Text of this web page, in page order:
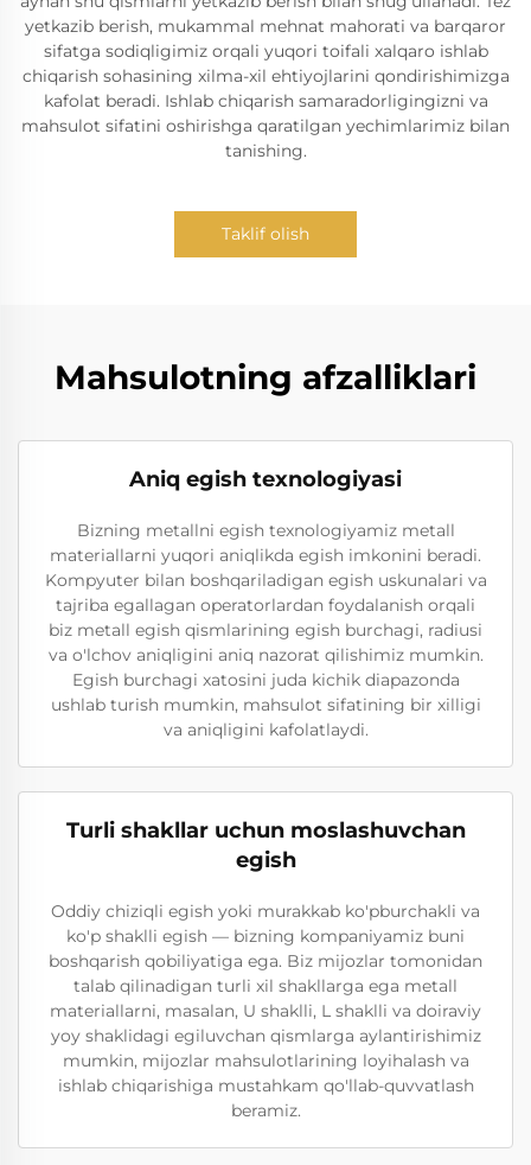
yetkazib berish, mukammal mehnat mahorati va barqaror
sifatga sodiqligimiz orqali yuqori toifali xalqaro ishlab
chiqarish sohasining xilma-xil ehtiyojlarini qondirishimizga
kafolat beradi. Ishlab chiqarish samaradorligingizni va
mahsulot sifatini oshirishga qaratilgan yechimlarimiz bilan
tanishing.
Taklif olish
Mahsulotning afzalliklari
Aniq egish texnologiyasi
Bizning metallni egish texnologiyamiz metall
materiallarni yuqori aniqlikda egish imkonini beradi.
Kompyuter bilan boshqariladigan egish uskunalari va
tajriba egallagan operatorlardan foydalanish orqali
biz metall egish qismlarining egish burchagi, radiusi
va o'lchov aniqligini aniq nazorat qilishimiz mumkin.
Egish burchagi xatosini juda kichik diapazonda
ushlab turish mumkin, mahsulot sifatining bir xilligi
va aniqligini kafolatlaydi.
Turli shakllar uchun moslashuvchan
egish
Oddiy chiziqli egish yoki murakkab ko'pburchakli va
ko'p shaklli egish — bizning kompaniyamiz buni
boshqarish qobiliyatiga ega. Biz mijozlar tomonidan
talab qilinadigan turli xil shakllarga ega metall
materiallarni, masalan, U shaklli, L shaklli va doiraviy
yoy shaklidagi egiluvchan qismlarga aylantirishimiz
mumkin, mijozlar mahsulotlarining loyihalash va
ishlab chiqarishiga mustahkam qo'llab-quvvatlash
beramiz.